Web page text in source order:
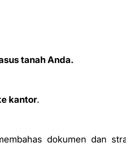
tanah Anda.
kantor.
dokumen dan